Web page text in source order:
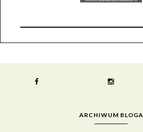
ARCHIWUM BLOGA